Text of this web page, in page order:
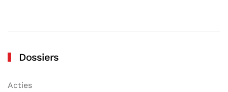
Dossiers
Acties